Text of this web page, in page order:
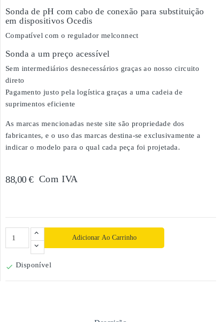
Sonda de pH com cabo de conexão para substituição
em dispositivos Ocedis
Compatível com o regulador melconnect
Sonda a um preço acessível
Sem intermediários desnecessários graças ao nosso circuito
direto
Pagamento justo pela logística graças a uma cadeia de
suprimentos eficiente
As marcas mencionadas neste site são propriedade dos
fabricantes, e o uso das marcas destina-se exclusivamente a
indicar o modelo para o qual cada peça foi projetada.
88,00 € Com IVA
Adicionar Ao Carrinho
 Disponível